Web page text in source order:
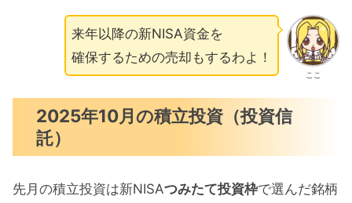
ここ
来年以降の新NISA資金を
確保するための売却もするわよ！
2025年10月の積立投資（投資信
託）
先月の積立投資は新NISAつみたて投資枠で選んだ銘柄